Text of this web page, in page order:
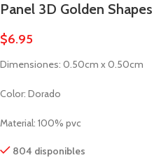
Panel 3D Golden Shapes
$6.95
Dimensiones: 0.50cm x 0.50cm
Color: Dorado
Material: 100% pvc
804 disponibles